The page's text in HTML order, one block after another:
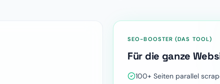
SEO-BOOSTER (DAS TOOL)
Für die ganze
100+ Seiten parallel